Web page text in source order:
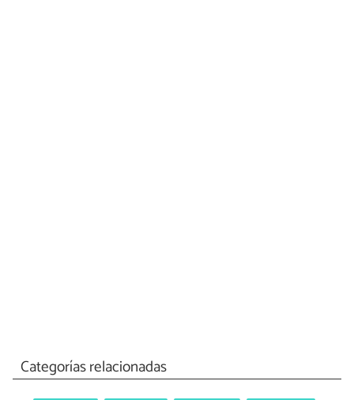
Categorías relacionadas